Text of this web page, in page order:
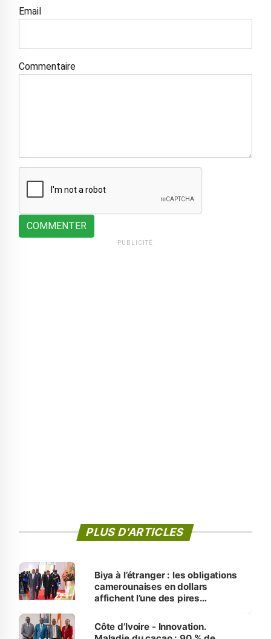
Email
Commentaire
COMMENTER
PUBLICITÉ
PLUS D'ARTICLES
Biya à l’étranger : les obligations
camerounaises en dollars
affichent l’une des pires
Côte d’Ivoire - Innovation.